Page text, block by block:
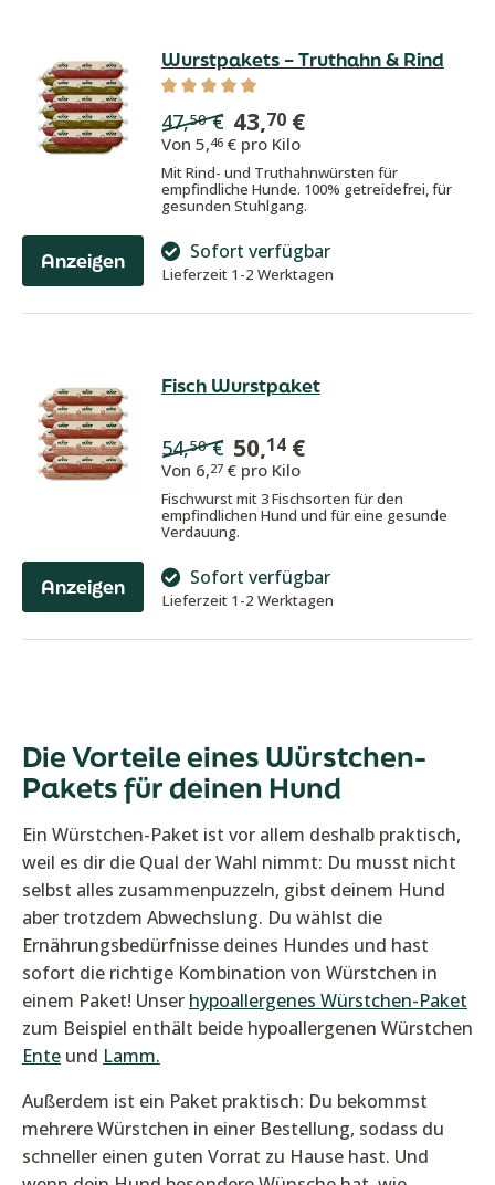
Anzeigen
Wurstpakets – Truthahn & Rind
Durchschnittliche Bewertung von 5
43,70 €
47,50€
Von 5,46 € pro Kilo
Mit Rind- und Truthahnwürsten für
empfindliche Hunde. 100% getreidefrei, für
gesunden Stuhlgang.
Sofort verfügbar
Lieferzeit 1-2 Werktagen
Anzeigen
Fisch Wurstpaket
50,14 €
54,50€
Von 6,27 € pro Kilo
Fischwurst mit 3 Fischsorten für den
empfindlichen Hund und für eine gesunde
Verdauung.
Sofort verfügbar
Lieferzeit 1-2 Werktagen
Die Vorteile eines Würstchen-
Pakets für deinen Hund
Ein Würstchen-Paket ist vor allem deshalb praktisch,
weil es dir die Qual der Wahl nimmt: Du musst nicht
selbst alles zusammenpuzzeln, gibst deinem Hund
aber trotzdem Abwechslung. Du wählst die
Ernährungsbedürfnisse deines Hundes und hast
sofort die richtige Kombination von Würstchen in
einem Paket! Unser hypoallergenes Würstchen-Paket
zum Beispiel enthält beide hypoallergenen Würstchen
Ente und Lamm.
Außerdem ist ein Paket praktisch: Du bekommst
mehrere Würstchen in einer Bestellung, sodass du
schneller einen guten Vorrat zu Hause hast. Und